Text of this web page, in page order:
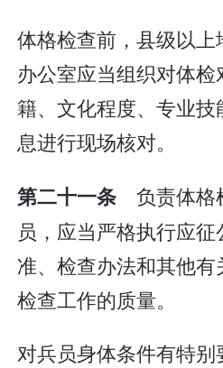
体格检查前，县级以
办公室应当组织对体
籍、文化程度、专业
息进行现场核对。
第二十一条 负责体格
员，应当严格执行应
准、检查办法和其他
检查工作的质量。
对兵员身体条件有特